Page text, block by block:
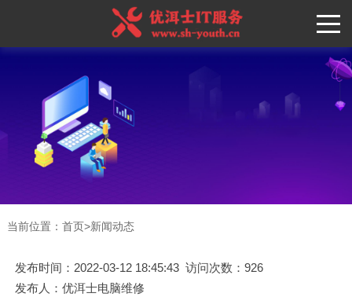
当前位置： 首页>新闻动态
发布时间：2022-03-12 18:45:43 访问次数：926
发布人：优洱士电脑维修